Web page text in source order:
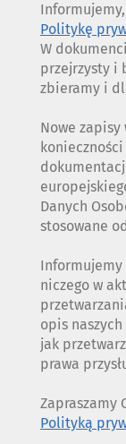
Politykę
W
przejrzysty i
zbieramy i
Nowe
Danych
stosowane
Informujemy
niczego w
opis
jak
prawa
Zapraszamy
Polityką